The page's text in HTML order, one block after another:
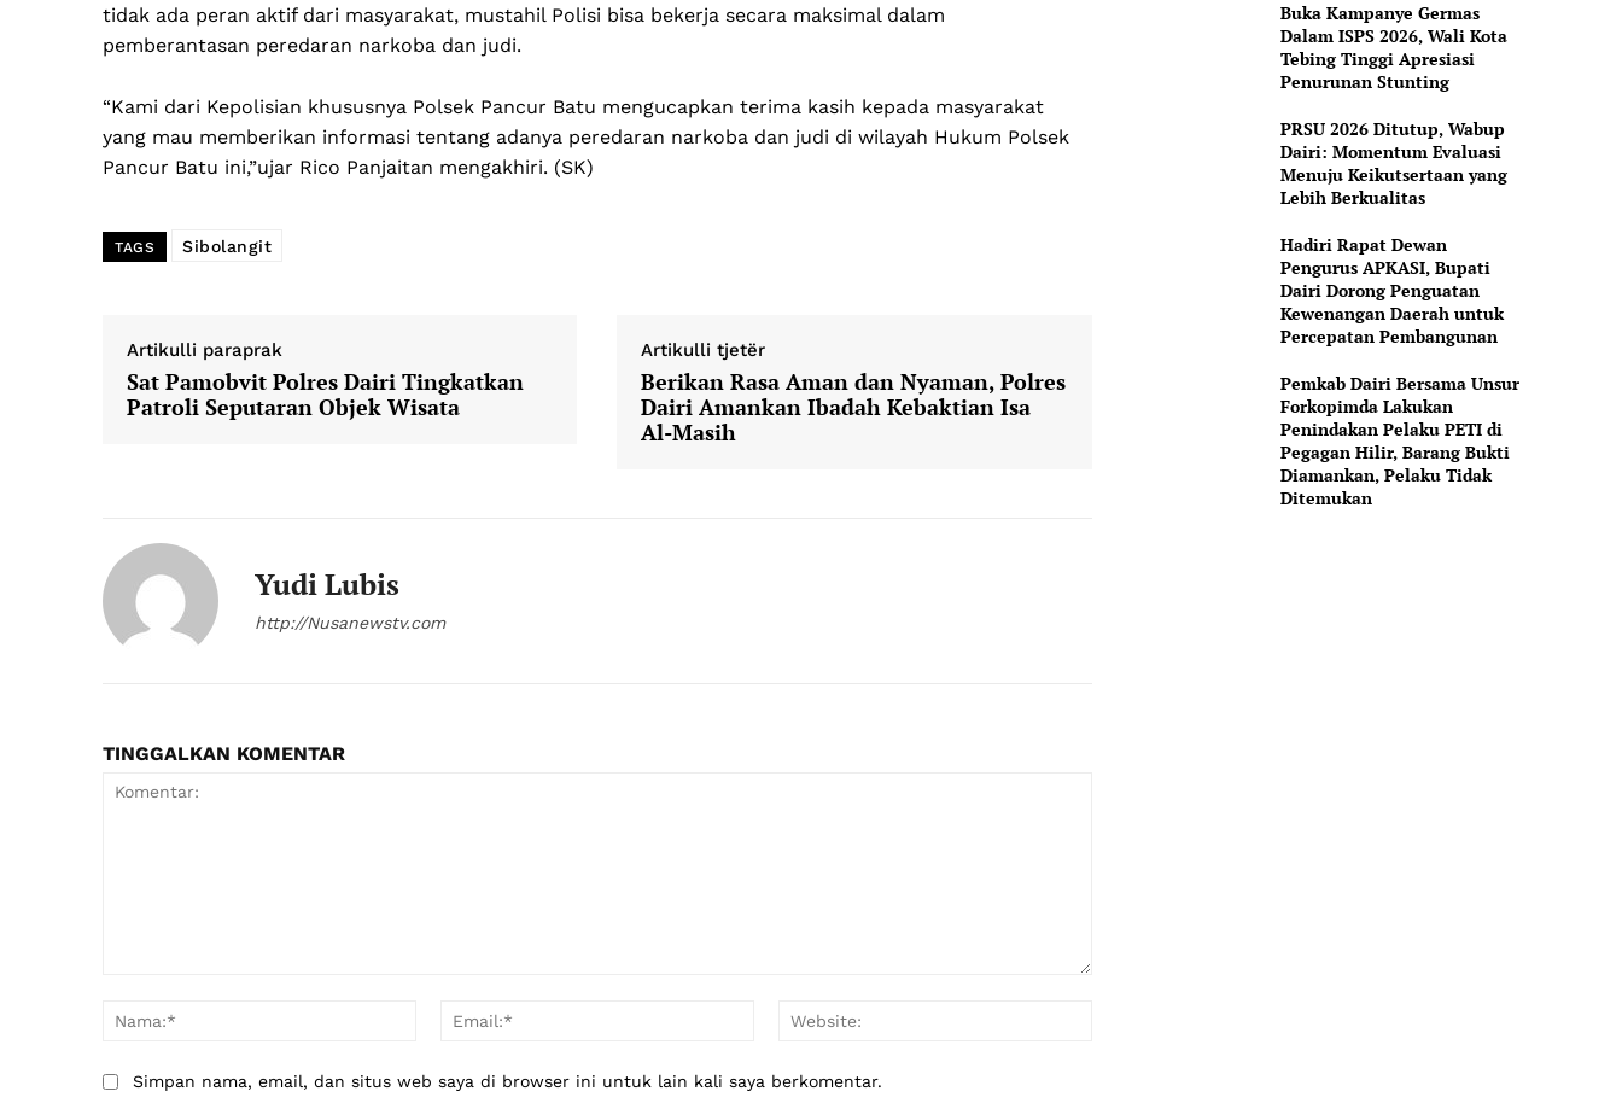
My account
tidak ada peran aktif dari masyarakat, mustahil Polisi bisa bekerja secara maksimal dalam
pemberantasan peredaran narkoba dan judi.
“Kami dari Kepolisian khususnya Polsek Pancur Batu mengucapkan terima kasih kepada masyarakat
yang mau memberikan informasi tentang adanya peredaran narkoba dan judi di wilayah Hukum Polsek
Pancur Batu ini,”ujar Rico Panjaitan mengakhiri. (SK)
TAGS Sibolangit
Artikulli paraprak
Sat Pamobvit Polres Dairi Tingkatkan
Patroli Seputaran Objek Wisata
Artikulli tjetër
Berikan Rasa Aman dan Nyaman, Polres
Dairi Amankan Ibadah Kebaktian Isa
Al-Masih
Yudi Lubis
http://Nusanewstv.com
TINGGALKAN KOMENTAR
Nama:*
Email:*
Simpan nama, email, dan situs web saya di browser ini untuk lain kali saya berkomentar.
Buka Kampanye Germas
Dalam ISPS 2026, Wali Kota
Tebing Tinggi Apresiasi
Penurunan Stunting
PRSU 2026 Ditutup, Wabup
Dairi: Momentum Evaluasi
Menuju Keikutsertaan yang
Lebih Berkualitas
Hadiri Rapat Dewan
Pengurus APKASI, Bupati
Dairi Dorong Penguatan
Kewenangan Daerah untuk
Percepatan Pembangunan
Pemkab Dairi Bersama Unsur
Forkopimda Lakukan
Penindakan Pelaku PETI di
Pegagan Hilir, Barang Bukti
Diamankan, Pelaku Tidak
Ditemukan